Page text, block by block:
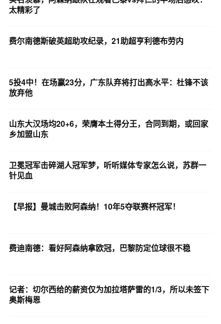
太精彩了
费尔南德斯破英超助攻纪录，21助超亨利德布劳内
5投4中！在场赢23分，广东队弃将打出高水平：杜锋不该
放弃他
山东大汉场均20+6，荣膺本土得分王，合同到期，或回家
乡加盟山东
卫冕冠军击碎湖人冠军梦，听听媒体专家怎么说，苏群一
针见血
【早报】曼城击败阿森纳！10年5夺联赛杯冠军！
费迪南德：看好阿森纳拿欧冠，巴黎防定位球很不稳
记者：切尔西给的薪资仅为加拉塔萨雷的1/3，所以未签下
奥斯梅恩